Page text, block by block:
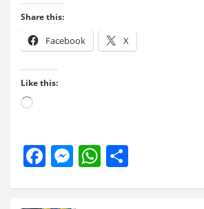
Share this:
Facebook X
Like this:
Loading…
F
M W